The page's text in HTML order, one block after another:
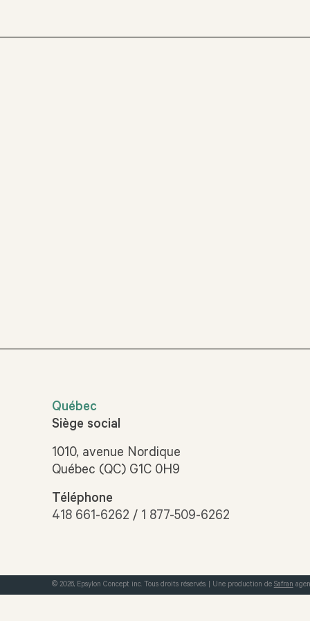
Québec
Siège social
1010, avenue Nordique
Québec (QC) G1C 0H9
Téléphone
418 661-6262 / 1 877-509-6262
© 2026, Epsylon Concept inc. Tous droits réservés. Une production de Safran